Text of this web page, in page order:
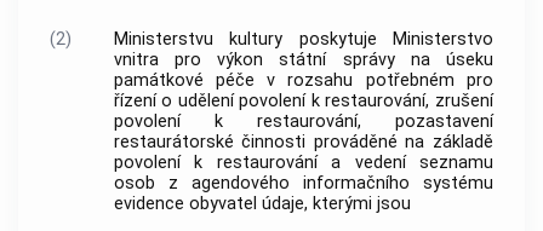
(2)
Ministerstvu kultury poskytuje Ministerstvo
vnitra pro výkon státní správy na úseku
památkové péče v rozsahu potřebném pro
řízení o udělení povolení k restaurování, zrušení
povolení k restaurování, pozastavení
restaurátorské činnosti prováděné na základě
povolení k restaurování a vedení seznamu
osob z agendového informačního systému
evidence obyvatel údaje, kterými jsou